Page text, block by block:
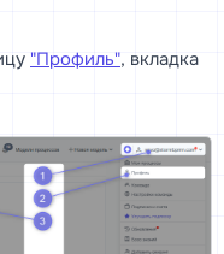
"Профиль", вкладка